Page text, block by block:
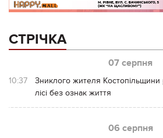
СТРІЧКА
07 серпня
10:37
Зниклого жителя
лісі без ознак життя
06 серпня